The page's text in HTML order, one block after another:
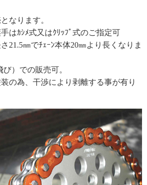
なります。
手はｶｼﾒ式又はｸﾘｯﾌﾟ式のご指定可
さ21.5㎜でﾁｪｰﾝ本体20㎜より長くなりま
び）での販売可。
装の為、干渉により剥離する事が有り